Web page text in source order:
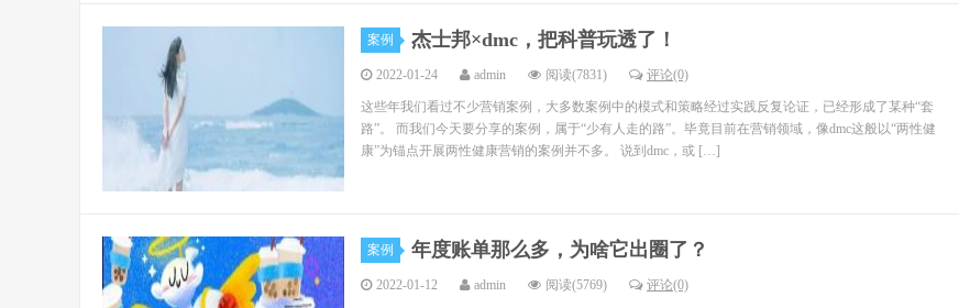
案例 杰士邦×dmc，把科普玩透了！
2022-01-24 admin 阅读(7831) 评论(0)
这些年我们看过不少营销案例，大多数案例中的模式和策略经过实践反复论证，已经形成了某种“套
路”。 而我们今天要分享的案例，属于“少有人走的路”。毕竟目前在营销领域，像dmc这般以“两性健
康”为锚点开展两性健康营销的案例并不多。 说到dmc，或 […]
案例 年度账单那么多，为啥它出圈了？
2022-01-12 admin 阅读(5769) 评论(0)